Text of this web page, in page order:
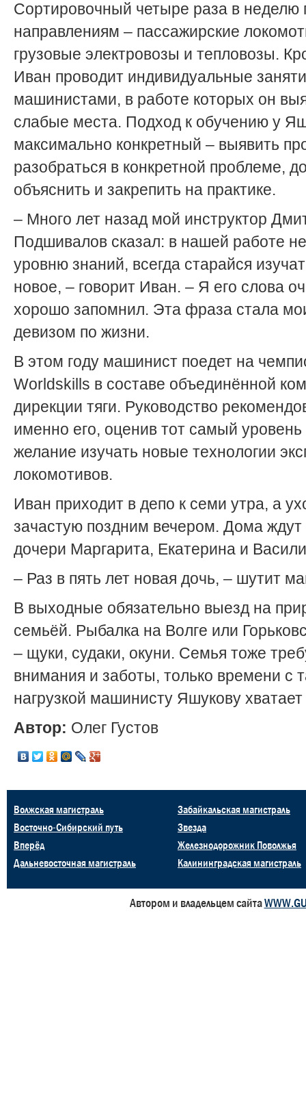
Сортировочный четыре раза в неделю
направлениям – пассажирские
грузовые электровозы и тепловозы.
Иван проводит индивидуальные
машинистами, в работе которых он
слабые места. Подход к обучению у
максимально конкретный – выявить
разобраться в конкретной проблеме,
объяснить и закрепить на практике.
– Много лет назад мой инструктор
Подшивалов сказал: в нашей работе
уровню знаний, всегда старайся
новое, – говорит Иван. – Я его слова
хорошо запомнил. Эта фраза стала
девизом по жизни.
В этом году машинист поедет на
Worldskills в составе объединённой
дирекции тяги. Руководство
именно его, оценив тот самый уровень
желание изучать новые технологии
локомотивов.
Иван приходит в депо к семи утра, а
зачастую поздним вечером. Дома
дочери Маргарита, Екатерина и
– Раз в пять лет новая дочь, – шутит
В выходные обязательно выезд на
семьёй. Рыбалка на Волге или
– щуки, судаки, окуни. Семья тоже
внимания и заботы, только времени с
нагрузкой машинисту Яшукову хватает
Автор: Олег Густов
Волжская магистраль
Восточно-Сибирский путь
Вперёд
Дальневосточная магистраль
Забайкальская магистраль
Звезда
Железнодорожник Поволжья
Калининградская магистраль
Автором и владельцем сайта